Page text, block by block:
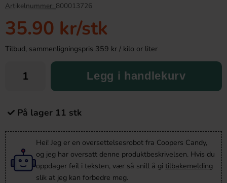
Artikelnummer: 800013726
35.90 kr/stk
Tilbud, sammenligningspris 359 kr / kilo or liter
Legg i handlekurv
På lager 11 stk
Hei! Jeg er en oversettelsesrobot fra Coopers Candy,
og jeg har oversatt denne produktbeskrivelsen. Hvis du
oppdager feil i teksten, vær så snill å gi tilbakemelding
slik at jeg kan forbedre meg.